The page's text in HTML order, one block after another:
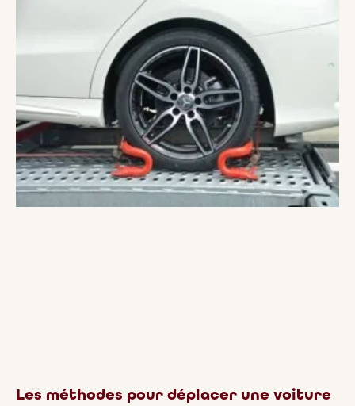
Les méthodes pour déplacer une voiture